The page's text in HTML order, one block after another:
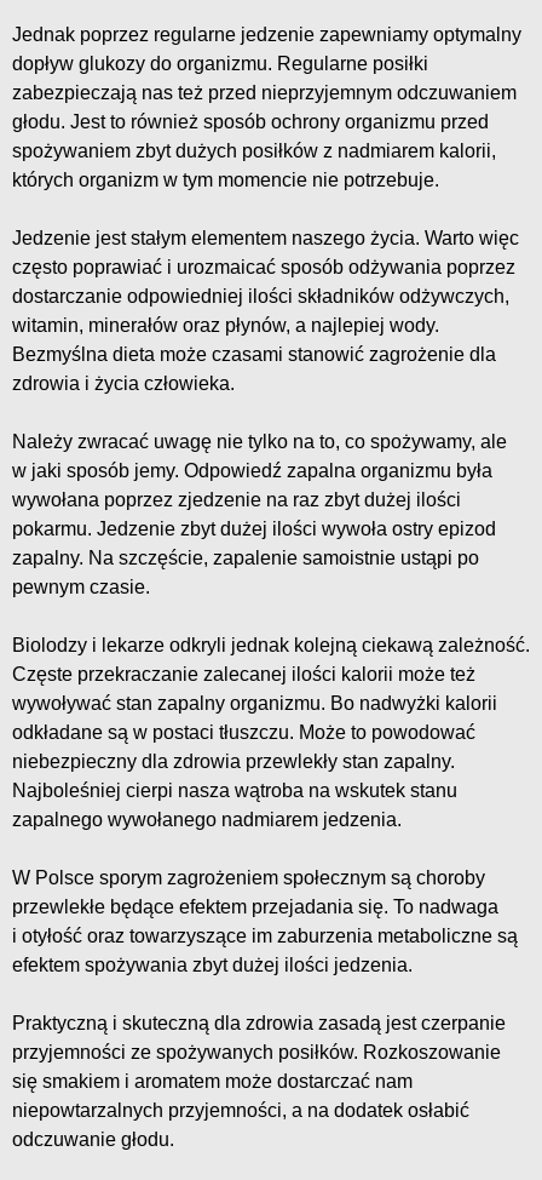
Jednak poprzez regularne jedzenie zapewniamy optymalny
dopływ glukozy do organizmu. Regularne posiłki
zabezpieczają nas też przed nieprzyjemnym odczuwaniem
głodu. Jest to również sposób ochrony organizmu przed
spożywaniem zbyt dużych posiłków z nadmiarem kalorii,
których organizm w tym momencie nie potrzebuje.
Jedzenie jest stałym elementem naszego życia. Warto więc
często poprawiać i urozmaicać sposób odżywania poprzez
dostarczanie odpowiedniej ilości składników odżywczych,
witamin, minerałów oraz płynów, a najlepiej wody.
Bezmyślna dieta może czasami stanowić zagrożenie dla
zdrowia i życia człowieka.
Należy zwracać uwagę nie tylko na to, co spożywamy, ale
w jaki sposób jemy. Odpowiedź zapalna organizmu była
wywołana poprzez zjedzenie na raz zbyt dużej ilości
pokarmu. Jedzenie zbyt dużej ilości wywoła ostry epizod
zapalny. Na szczęście, zapalenie samoistnie ustąpi po
pewnym czasie.
Biolodzy i lekarze odkryli jednak kolejną ciekawą zależność.
Częste przekraczanie zalecanej ilości kalorii może też
wywoływać stan zapalny organizmu. Bo nadwyżki kalorii
odkładane są w postaci tłuszczu. Może to powodować
niebezpieczny dla zdrowia przewlekły stan zapalny.
Najboleśniej cierpi nasza wątroba na wskutek stanu
zapalnego wywołanego nadmiarem jedzenia.
W Polsce sporym zagrożeniem społecznym są choroby
przewlekłe będące efektem przejadania się. To nadwaga
i otyłość oraz towarzyszące im zaburzenia metaboliczne są
efektem spożywania zbyt dużej ilości jedzenia.
Praktyczną i skuteczną dla zdrowia zasadą jest czerpanie
przyjemności ze spożywanych posiłków. Rozkoszowanie
się smakiem i aromatem może dostarczać nam
niepowtarzalnych przyjemności, a na dodatek osłabić
odczuwanie głodu.